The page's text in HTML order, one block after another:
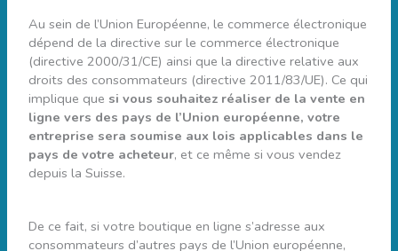
Au sein de l’Union Européenne, le commerce électronique
dépend de la directive sur le commerce électronique
(directive 2000/31/CE) ainsi que la directive relative aux
droits des consommateurs (directive 2011/83/UE). Ce qui
implique que si vous souhaitez réaliser de la vente en
ligne vers des pays de l’Union européenne, votre
entreprise sera soumise aux lois applicables dans le
pays de votre acheteur, et ce même si vous vendez
depuis la Suisse.
De ce fait, si votre boutique en ligne s’adresse aux
consommateurs d’autres pays de l’Union européenne,